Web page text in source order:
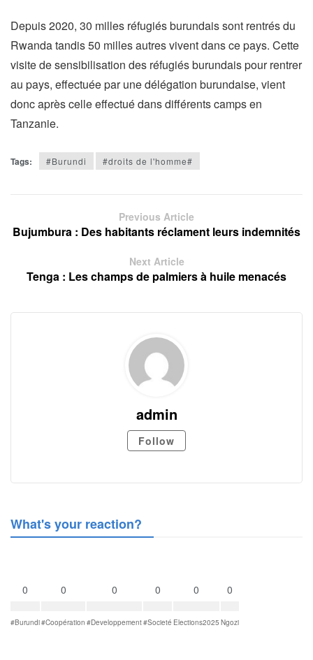
Depuis 2020, 30 milles réfugiés burundais sont rentrés du
Rwanda tandis 50 milles autres vivent dans ce pays. Cette
visite de sensibilisation des réfugiés burundais pour rentrer
au pays, effectuée par une délégation burundaise, vient
donc après celle effectué dans différents camps en
Tanzanie.
Tags: #Burundi #droits de l'homme#
Previous Article
Bujumbura : Des habitants réclament leurs indemnités
Next Article
Tenga : Les champs de palmiers à huile menacés
admin
Follow
What's your reaction?
0
#Burundi
0
#Coopération
0
#Developpement
0
#Societé
0
Elections2025
0
Ngozi